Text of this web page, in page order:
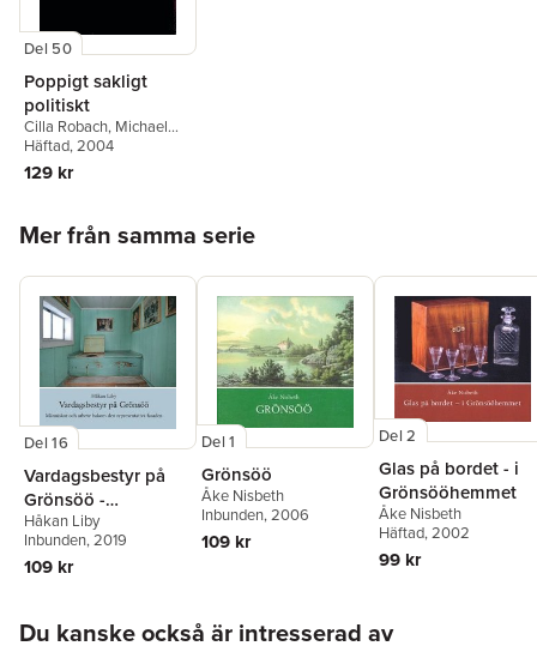
Del 50
Poppigt sakligt
politiskt
Cilla Robach, Michael
Ernstell,Anne-Marie
Ericsson
Häftad, 2004
129 kr
Mer från samma serie
Del 16
Vardagsbestyr på
Grönsöö -
Människor och
arbete bakom den
representativa
Håkan Liby
Inbunden, 2019
109 kr
Del 1
Grönsöö
Åke Nisbeth
Inbunden, 2006
109 kr
Del 2
Glas på bordet - i
Grönsööhemmet
Åke Nisbeth
Häftad, 2002
99 kr
Du kanske också är intresserad av